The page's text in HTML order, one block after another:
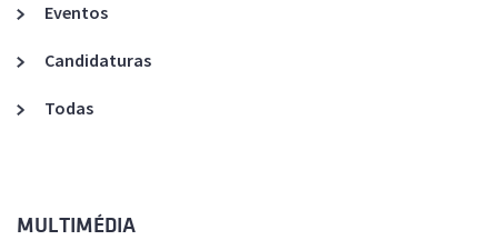
Eventos
Candidaturas
Todas
MULTIMÉDIA